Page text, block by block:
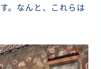
。なんと、これらは